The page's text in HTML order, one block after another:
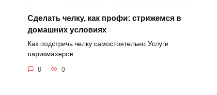
Сделать челку, как профи: стрижемся в
домашних условиях
Как подстричь челку самостоятельно Услуги
парикмахеров
0 0